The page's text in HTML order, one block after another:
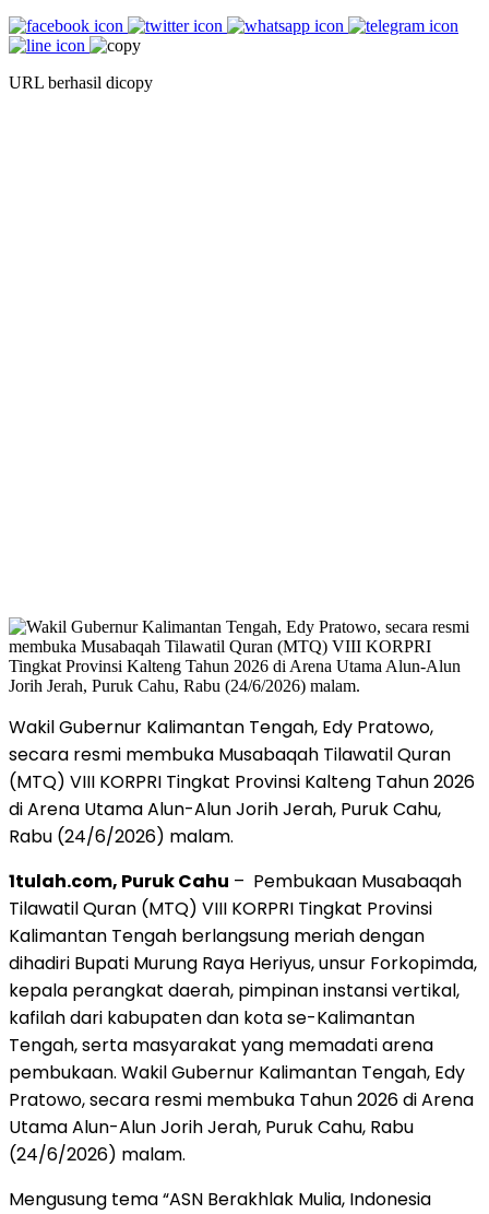
URL berhasil dicopy
Wakil Gubernur Kalimantan Tengah, Edy Pratowo,
secara resmi membuka Musabaqah Tilawatil Quran
(MTQ) VIII KORPRI Tingkat Provinsi Kalteng Tahun 2026
di Arena Utama Alun-Alun Jorih Jerah, Puruk Cahu,
Rabu (24/6/2026) malam.
1tulah.com, Puruk Cahu – Pembukaan Musabaqah
Tilawatil Quran (MTQ) VIII KORPRI Tingkat Provinsi
Kalimantan Tengah berlangsung meriah dengan
dihadiri Bupati Murung Raya Heriyus, unsur Forkopimda,
kepala perangkat daerah, pimpinan instansi vertikal,
kafilah dari kabupaten dan kota se-Kalimantan
Tengah, serta masyarakat yang memadati arena
pembukaan. Wakil Gubernur Kalimantan Tengah, Edy
Pratowo, secara resmi membuka Tahun 2026 di Arena
Utama Alun-Alun Jorih Jerah, Puruk Cahu, Rabu
(24/6/2026) malam.
Mengusung tema “ASN Berakhlak Mulia, Indonesia